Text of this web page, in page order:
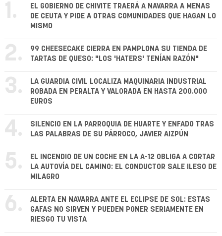
1.
EL GOBIERNO DE CHIVITE TRAERÁ A NAVARRA A MENAS
DE CEUTA Y PIDE A OTRAS COMUNIDADES QUE HAGAN LO
MISMO
2.
99 CHEESECAKE CIERRA EN PAMPLONA SU TIENDA DE
TARTAS DE QUESO: "LOS 'HATERS' TENÍAN RAZÓN"
3.
LA GUARDIA CIVIL LOCALIZA MAQUINARIA INDUSTRIAL
ROBADA EN PERALTA Y VALORADA EN HASTA 200.000
EUROS
4.
SILENCIO EN LA PARROQUIA DE HUARTE Y ENFADO TRAS
LAS PALABRAS DE SU PÁRROCO, JAVIER AIZPÚN
5.
EL INCENDIO DE UN COCHE EN LA A-12 OBLIGA A CORTAR
LA AUTOVÍA DEL CAMINO: EL CONDUCTOR SALE ILESO DE
MILAGRO
6.
ALERTA EN NAVARRA ANTE EL ECLIPSE DE SOL: ESTAS
GAFAS NO SIRVEN Y PUEDEN PONER SERIAMENTE EN
RIESGO TU VISTA